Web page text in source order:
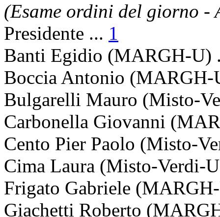
(Esame ordini del giorno -
Presidente ... 1
Banti Egidio (MARGH-U)
Boccia Antonio
Bulgarelli Mauro (Misto-
Carbonella Giovanni
Cento Pier Paolo (Misto-
Cima Laura (Misto-Verdi-
Frigato Gabriele
Giachetti Roberto